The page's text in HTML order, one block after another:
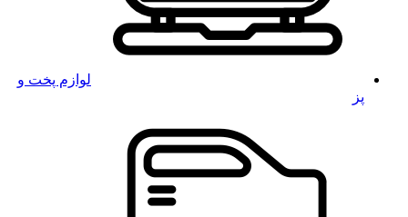
لوازم پخت و
پز